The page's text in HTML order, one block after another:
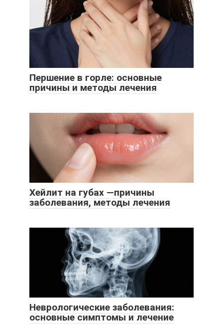
Першение в горле: основные
причины и методы лечения
Хейлит на губах —причины
заболевания, методы лечения
Неврологические заболевания:
основные симптомы и лечение